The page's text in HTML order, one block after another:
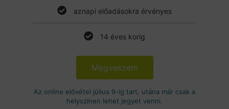
aznapi előadásokra érvényes
14 éves korig
Megveszem
Az online elővétel július 9-ig tart, utána már csak a
helyszínen lehet jegyet venni.